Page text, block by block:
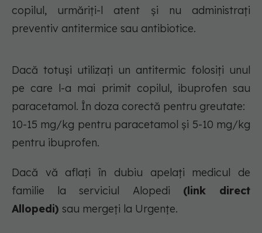
copilul, urmăriți-l atent și nu administrați
preventiv antitermice sau antibiotice.
Dacă totuși utilizați un antitermic folosiți unul
pe care l-a mai primit copilul, ibuprofen sau
paracetamol. În doza corectă pentru greutate:
10-15 mg/kg pentru paracetamol și 5-10 mg/kg
pentru ibuprofen.
Dacă vă aflați în dubiu apelați medicul de
familie la serviciul Alopedi (link direct
Allopedi) sau mergeți la Urgențe.